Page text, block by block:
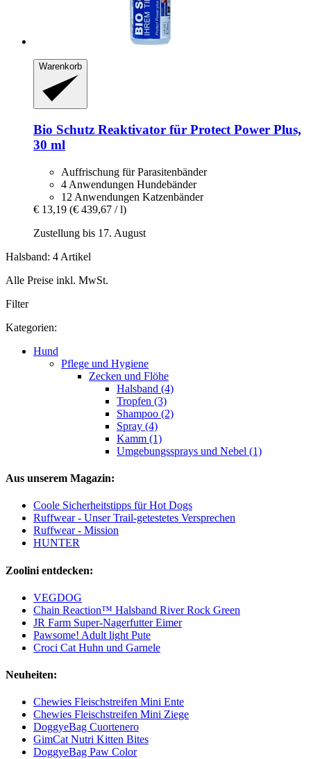
Warenkorb
Bio Schutz Reaktivator für Protect Power Plus,
30 ml
Auffrischung für Parasitenbänder
4 Anwendungen Hundebänder
12 Anwendungen Katzenbänder
€ 13,19 (€ 439,67 / l)
Zustellung bis 17. August
Halsband: 4 Artikel
Alle Preise inkl. MwSt.
Filter
Kategorien:
Hund
Pflege und Hygiene
Zecken und Flöhe
Halsband (4)
Tropfen (3)
Shampoo (2)
Spray (4)
Kamm (1)
Umgebungssprays und Nebel (1)
Aus unserem Magazin:
Coole Sicherheitstipps für Hot Dogs
Ruffwear - Unser Trail-getestetes Versprechen
Ruffwear - Mission
HUNTER
Zoolini entdecken:
VEGDOG
Chain Reaction™ Halsband River Rock Green
JR Farm Super-Nagerfutter Eimer
Pawsome! Adult light Pute
Croci Cat Huhn und Garnele
Neuheiten:
Chewies Fleischstreifen Mini Ente
Chewies Fleischstreifen Mini Ziege
DoggyeBag Cuortenero
GimCat Nutri Kitten Bites
DoggyeBag Paw Color